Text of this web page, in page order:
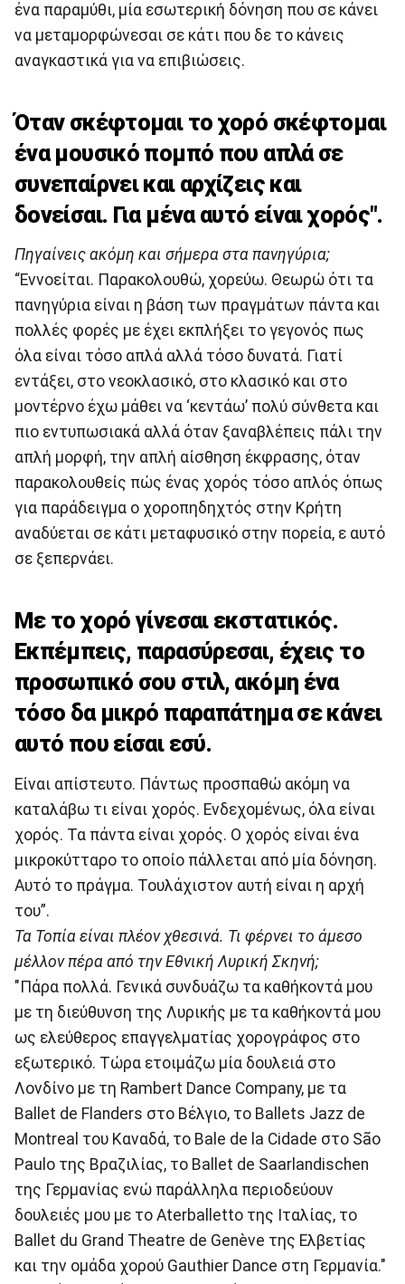
ένα παραμύθι, μία εσωτερική δόνηση που σε κάνει
να μεταμορφώνεσαι σε κάτι που δε το κάνεις
αναγκαστικά για να επιβιώσεις.
Όταν σκέφτομαι το χορό σκέφτομαι
ένα μουσικό πομπό που απλά σε
συνεπαίρνει και αρχίζεις και
δονείσαι. Για μένα αυτό είναι χορός".
Πηγαίνεις ακόμη και σήμερα στα πανηγύρια;
“Εννοείται. Παρακολουθώ, χορεύω. Θεωρώ ότι τα
πανηγύρια είναι η βάση των πραγμάτων πάντα και
πολλές φορές με έχει εκπλήξει το γεγονός πως
όλα είναι τόσο απλά αλλά τόσο δυνατά. Γιατί
εντάξει, στο νεοκλασικό, στο κλασικό και στο
μοντέρνο έχω μάθει να ‘κεντάω’ πολύ σύνθετα και
πιο εντυπωσιακά αλλά όταν ξαναβλέπεις πάλι την
απλή μορφή, την απλή αίσθηση έκφρασης, όταν
παρακολουθείς πώς ένας χορός τόσο απλός όπως
για παράδειγμα ο χοροπηδηχτός στην Κρήτη
αναδύεται σε κάτι μεταφυσικό στην πορεία, ε αυτό
σε ξεπερνάει.
Με το χορό γίνεσαι εκστατικός.
Εκπέμπεις, παρασύρεσαι, έχεις το
προσωπικό σου στιλ, ακόμη ένα
τόσο δα μικρό παραπάτημα σε κάνει
αυτό που είσαι εσύ.
Είναι απίστευτο. Πάντως προσπαθώ ακόμη να
καταλάβω τι είναι χορός. Ενδεχομένως, όλα είναι
χορός. Τα πάντα είναι χορός. Ο χορός είναι ένα
μικροκύτταρο το οποίο πάλλεται από μία δόνηση.
Αυτό το πράγμα. Τουλάχιστον αυτή είναι η αρχή
του”.
Τα Τοπία είναι πλέον χθεσινά. Τι φέρνει το άμεσο
μέλλον πέρα από την Εθνική Λυρική Σκηνή;
"Πάρα πολλά. Γενικά συνδυάζω τα καθήκοντά μου
με τη διεύθυνση της Λυρικής με τα καθήκοντά μου
ως ελεύθερος επαγγελματίας χορογράφος στο
εξωτερικό. Τώρα ετοιμάζω μία δουλειά στo
Λονδίνο με τη Rambert Dance Company, με τα
Ballet de Flanders στο Βέλγιο, το Βallets Jazz de
Montreal του Καναδά, το Βale de la Cidade στο São
Paulo της Βραζιλίας, το Βallet de Saarlandischen
της Γερμανίας ενώ παράλληλα περιοδεύουν
δουλειές μου με το Aterballetto της Ιταλίας, το
Ballet du Grand Theatre de Genève της Ελβετίας
και την ομάδα χορού Gauthier Dance στη Γερμανία."